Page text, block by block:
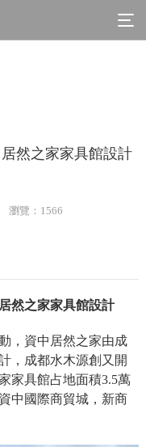
然之家家具館設計
瀏覽：1566
然之家家具館設計
，資中居然之家由成
，成都水木源創又開
家具館占地面積3.5萬
中國際商貿城，新商